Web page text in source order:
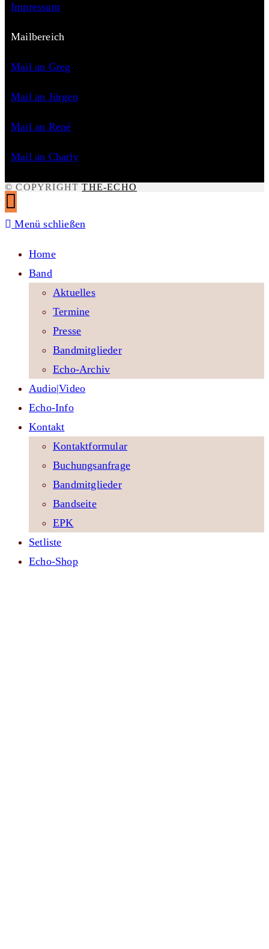
Impressum
Mailbereich
Mail an Greg
Mail an Jürgen
Mail an René
Mail an Charly
© COPYRIGHTTHE-ECHO
Menü schließen
Home
Band
Aktuelles
Termine
Presse
Bandmitglieder
Echo-Archiv
Audio|Video
Echo-Info
Kontakt
Kontaktformular
Buchungsanfrage
Bandmitglieder
Bandseite
EPK
Setliste
Echo-Shop